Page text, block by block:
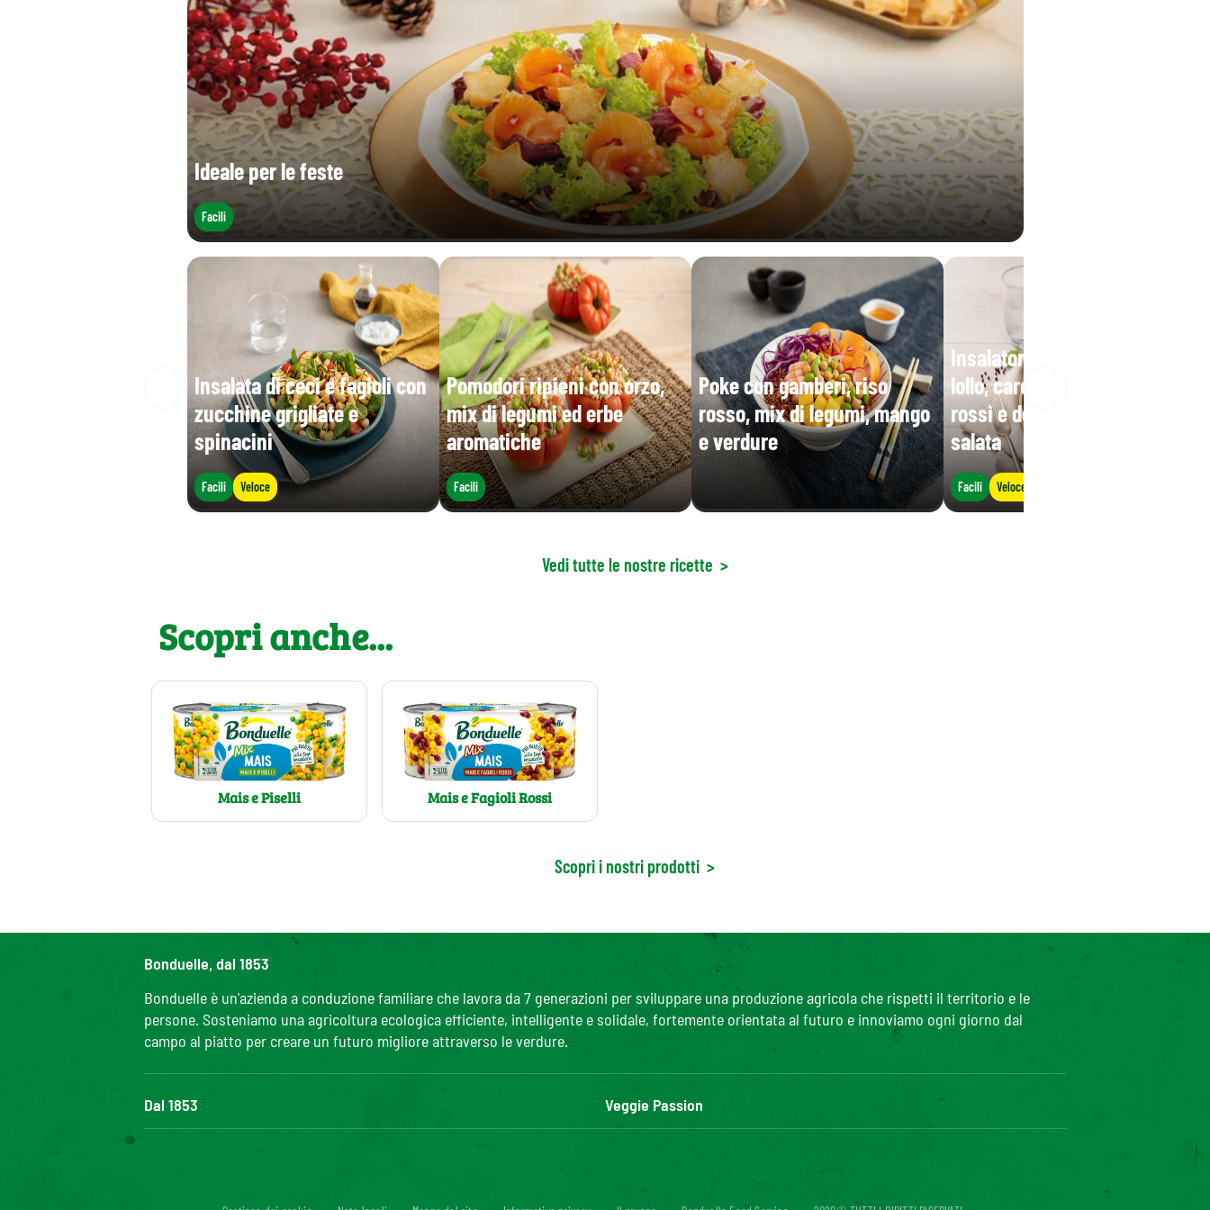
Ideale per le feste
Facili
Insalata di ceci e fagioli con
zucchine grigliate e
spinacini
Facili Veloce
Pomodori ripieni con orzo,
mix di legumi ed erbe
aromatiche
Facili
Poke con gamberi, riso
rosso, mix di legumi, mango
e verdure
Insalatona base iceberg e
lollo, carote, mais, fagioli
rossi e decorata con ricotta
salata
Facili Veloce
Vedi tutte le nostre ricette >
Scopri anche...
Mais e Piselli Mais e Fagioli Rossi
Scopri i nostri prodotti >
Bonduelle, dal 1853
Bonduelle è un'azienda a conduzione familiare che lavora da 7 generazioni per sviluppare una produzione agricola che rispetti il territorio e le
persone. Sosteniamo una agricoltura ecologica efficiente, intelligente e solidale, fortemente orientata al futuro e innoviamo ogni giorno dal
campo al piatto per creare un futuro migliore attraverso le verdure.
Dal 1853
Veggie Passion
Alimentazione e curiosità